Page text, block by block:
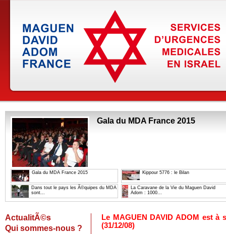
Gala du MDA France 2015
Gala du MDA France 2015 Kippour 5776 : le Bilan
Dans tout le pays les Ã©quipes du MDA
sont...
La Caravane de la Vie du Maguen David
Adom : 1000...
ActualitÃ©s
Qui sommes-nous ?
Le MAGUEN DAVID ADOM est à
(31/12/08)